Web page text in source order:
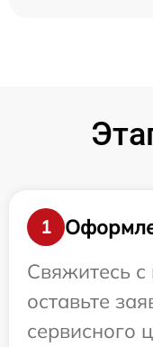
1
Свяжитесь
оставьте
сервисного